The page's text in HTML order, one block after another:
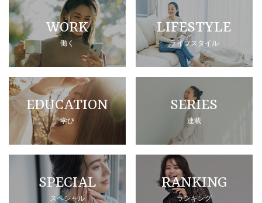
WORK
働く
LIFESTYLE
ライフスタイル
EDUCATION
学び
SERIES
連載
SPECIAL
スペシャル
RANKING
ランキング